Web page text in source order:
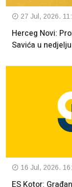
27 Jul, 2026.
Herceg Novi:
Savića u nedjelju
16 Jul, 2026.
ES Kotor: